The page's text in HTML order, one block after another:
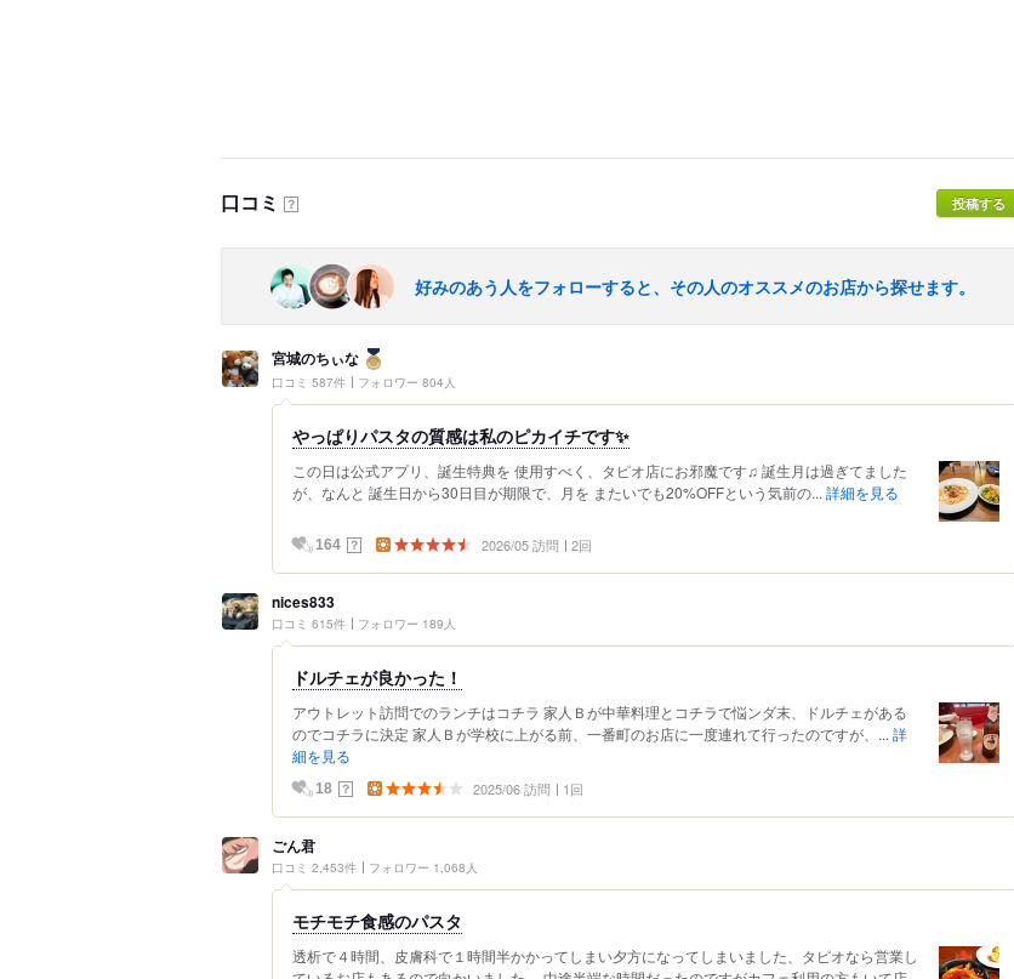
口コミ ？ 投稿する
好みのあう人をフォローすると、その人のオススメのお店から探せます。
宮城のちぃな
口コミ 587件 フォロワー 804人
やっぱりパスタの質感は私のピカイチです✨
この日は公式アプリ、誕生特典を 使用すべく、タピオ店にお邪魔です♫ 誕生月は過ぎてました
が、なんと 誕生日から30日目が期限で、月を またいでも20%OFFという気前の... 詳細を見る
164 ？ 2026/05 訪問 2回
nices833
口コミ 615件 フォロワー 189人
ドルチェが良かった！
アウトレット訪問でのランチはコチラ 家人Ｂが中華料理とコチラで悩ンダ末、ドルチェがある
のでコチラに決定 家人Ｂが学校に上がる前、一番町のお店に一度連れて行ったのですが、... 詳
細を見る
18 ？ 2025/06 訪問 1回
ごん君
口コミ 2,453件 フォロワー 1,068人
モチモチ食感のパスタ
透析で４時間、皮膚科で１時間半かかってしまい夕方になってしまいました、タピオなら営業し